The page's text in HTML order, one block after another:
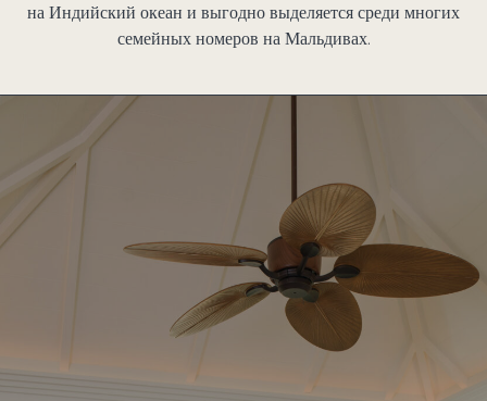
на Индийский океан и выгодно выделяется среди многих
семейных номеров на Мальдивах.